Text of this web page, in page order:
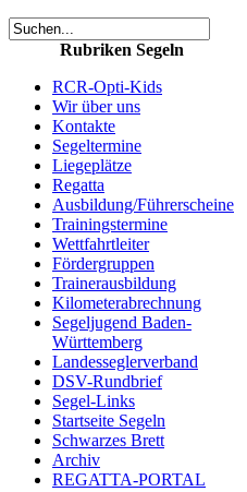
Rubriken Segeln
RCR-Opti-Kids
Wir über uns
Kontakte
Segeltermine
Liegeplätze
Regatta
Ausbildung/Führerscheine
Trainingstermine
Wettfahrtleiter
Fördergruppen
Trainerausbildung
Kilometerabrechnung
Segeljugend Baden-
Württemberg
Landesseglerverband
DSV-Rundbrief
Segel-Links
Startseite Segeln
Schwarzes Brett
Archiv
REGATTA-PORTAL